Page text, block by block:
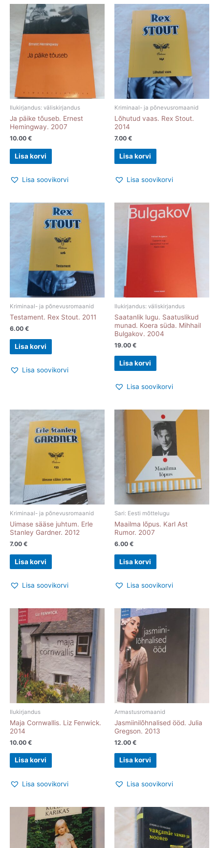
Ilukirjandus: väliskirjandus
Ja päike tõuseb. Ernest
Hemingway. 2007
10.00 €
Lisa korvi
Lisa soovikorvi
Kriminaal- ja põnevusromaanid
Lõhutud vaas. Rex Stout.
2014
7.00 €
Lisa korvi
Lisa soovikorvi
Kriminaal- ja põnevusromaanid
Testament. Rex Stout. 2011
6.00 €
Lisa korvi
Lisa soovikorvi
Ilukirjandus: väliskirjandus
Saatanlik lugu. Saatuslikud
munad. Koera süda. Mihhail
Bulgakov. 2004
19.00 €
Lisa korvi
Lisa soovikorvi
Kriminaal- ja põnevusromaanid
Uimase sääse juhtum. Erle
Stanley Gardner. 2012
7.00 €
Lisa korvi
Lisa soovikorvi
Sari: Eesti mõttelugu
Maailma lõpus. Karl Ast
Rumor. 2007
6.00 €
Lisa korvi
Lisa soovikorvi
Ilukirjandus
Maja Cornwallis. Liz Fenwick.
2014
10.00 €
Lisa korvi
Lisa soovikorvi
Armastusromaanid
Jasmiinilõhnalised ööd. Julia
Gregson. 2013
12.00 €
Lisa korvi
Lisa soovikorvi